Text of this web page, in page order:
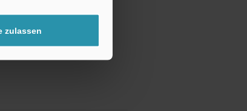
zulassen